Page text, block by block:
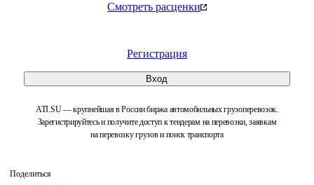
Смотреть расценки
Регистрация
Вход
ATI.SU — крупнейшая в России биржа автомобильных грузоперевозок.
Зарегистрируйтесь и получите доступ к тендерам на перевозки, заявкам
на перевозку грузов и поиск транспорта
Поделиться